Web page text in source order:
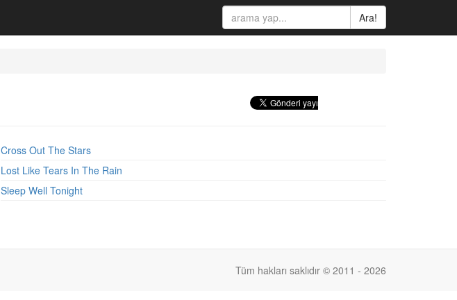
Ara!
Cross Out The Stars
Lost Like Tears In The Rain
Sleep Well Tonight
Tüm hakları saklıdır © 2011 - 2026